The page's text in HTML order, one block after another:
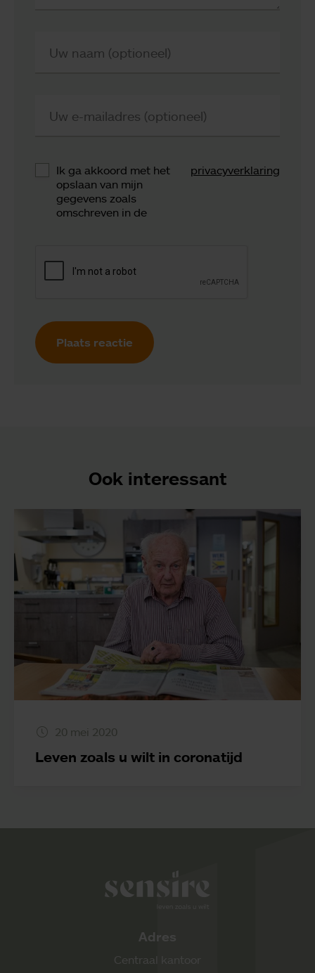
Uw naam (optioneel)
Uw e-mailadres (optioneel)
Ik ga akkoord met het
opslaan van mijn
gegevens zoals
omschreven in de
privacyverklaring
Plaats reactie
Ook interessant
20 mei 2020
Leven zoals u wilt in coronatijd
Adres
Centraal kantoor